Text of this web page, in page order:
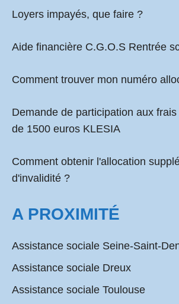
Loyers impayés, que faire ?
Aide financière C.G.O.S Rentrée
Comment trouver mon numéro
Demande de participation aux
de 1500 euros KLESIA
Comment obtenir l'allocation
d'invalidité ?
A PROXIMITÉ
Assistance sociale Seine-Saint-
Assistance sociale Dreux
Assistance sociale Toulouse